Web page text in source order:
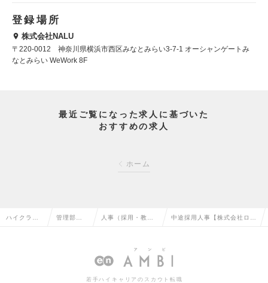
登録場所
株式会社NALU
〒220-0012 神奈川県横浜市西区みなとみらい3-7-1 オーシャンゲートみ
なとみらい WeWork 8F
最近ご覧になった求人に基づいた
おすすめの求人
ホーム
ハイクラス 管理部門 人事（採用・教育 中途採用人事【株式会社ログ
若手ハイキャリアのスカウト転職